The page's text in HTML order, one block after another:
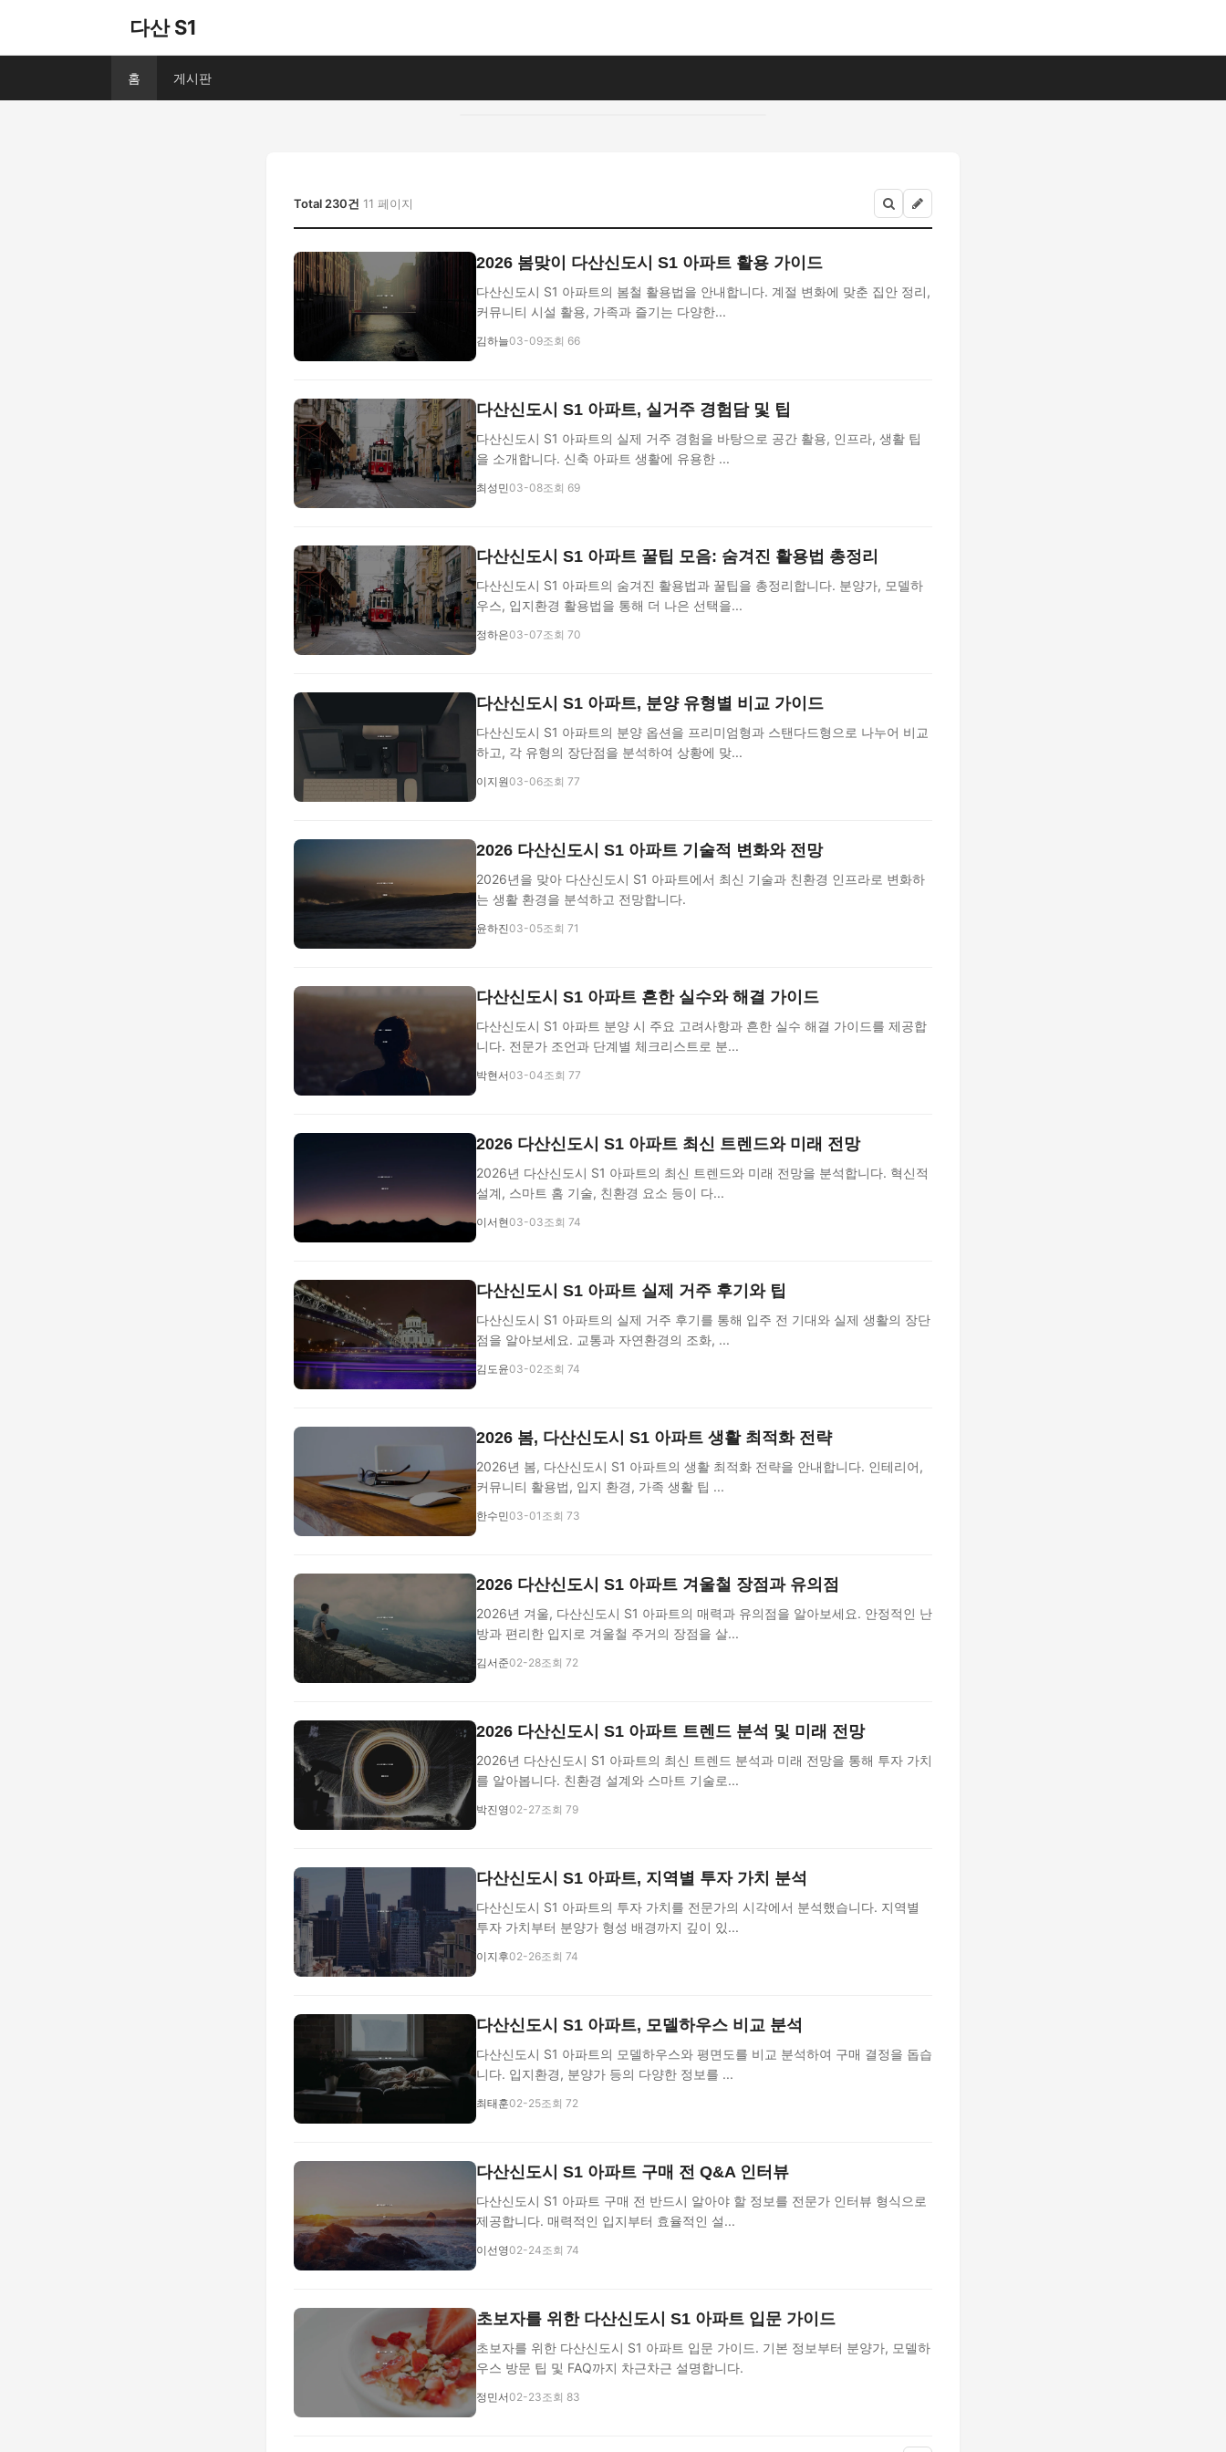
다산 S1
홈 게시판
Total 230건 11 페이지
2026 봄맞이 다산신도시 S1 아파트 활용 가이드
다산신도시 S1 아파트의 봄철 활용법을 안내합니다. 계절 변화에 맞춘 집안 정리,
커뮤니티 시설 활용, 가족과 즐기는 다양한...
김하늘03-09조회 66
다산신도시 S1 아파트, 실거주 경험담 및 팁
다산신도시 S1 아파트의 실제 거주 경험을 바탕으로 공간 활용, 인프라, 생활 팁
을 소개합니다. 신축 아파트 생활에 유용한 ...
최성민03-08조회 69
다산신도시 S1 아파트 꿀팁 모음: 숨겨진 활용법 총정리
다산신도시 S1 아파트의 숨겨진 활용법과 꿀팁을 총정리합니다. 분양가, 모델하
우스, 입지환경 활용법을 통해 더 나은 선택을...
정하은03-07조회 70
다산신도시 S1 아파트, 분양 유형별 비교 가이드
다산신도시 S1 아파트의 분양 옵션을 프리미엄형과 스탠다드형으로 나누어 비교
하고, 각 유형의 장단점을 분석하여 상황에 맞...
이지원03-06조회 77
2026 다산신도시 S1 아파트 기술적 변화와 전망
2026년을 맞아 다산신도시 S1 아파트에서 최신 기술과 친환경 인프라로 변화하
는 생활 환경을 분석하고 전망합니다.
윤하진03-05조회 71
다산신도시 S1 아파트 흔한 실수와 해결 가이드
다산신도시 S1 아파트 분양 시 주요 고려사항과 흔한 실수 해결 가이드를 제공합
니다. 전문가 조언과 단계별 체크리스트로 분...
박현서03-04조회 77
2026 다산신도시 S1 아파트 최신 트렌드와 미래 전망
2026년 다산신도시 S1 아파트의 최신 트렌드와 미래 전망을 분석합니다. 혁신적
설계, 스마트 홈 기술, 친환경 요소 등이 다...
이서현03-03조회 74
다산신도시 S1 아파트 실제 거주 후기와 팁
다산신도시 S1 아파트의 실제 거주 후기를 통해 입주 전 기대와 실제 생활의 장단
점을 알아보세요. 교통과 자연환경의 조화, ...
김도윤03-02조회 74
2026 봄, 다산신도시 S1 아파트 생활 최적화 전략
2026년 봄, 다산신도시 S1 아파트의 생활 최적화 전략을 안내합니다. 인테리어,
커뮤니티 활용법, 입지 환경, 가족 생활 팁 ...
한수민03-01 조회 73
2026 다산신도시 S1 아파트 겨울철 장점과 유의점
2026년 겨울, 다산신도시 S1 아파트의 매력과 유의점을 알아보세요. 안정적인 난
방과 편리한 입지로 겨울철 주거의 장점을 살...
김서준02-28조회 72
2026 다산신도시 S1 아파트 트렌드 분석 및 미래 전망
2026년 다산신도시 S1 아파트의 최신 트렌드 분석과 미래 전망을 통해 투자 가치
를 알아봅니다. 친환경 설계와 스마트 기술로...
박진영02-27조회 79
다산신도시 S1 아파트, 지역별 투자 가치 분석
다산신도시 S1 아파트의 투자 가치를 전문가의 시각에서 분석했습니다. 지역별
투자 가치부터 분양가 형성 배경까지 깊이 있...
이지후02-26조회 74
다산신도시 S1 아파트, 모델하우스 비교 분석
다산신도시 S1 아파트의 모델하우스와 평면도를 비교 분석하여 구매 결정을 돕습
니다. 입지환경, 분양가 등의 다양한 정보를 ...
최태훈02-25조회 72
다산신도시 S1 아파트 구매 전 Q&A 인터뷰
다산신도시 S1 아파트 구매 전 반드시 알아야 할 정보를 전문가 인터뷰 형식으로
제공합니다. 매력적인 입지부터 효율적인 설...
이선영02-24조회 74
초보자를 위한 다산신도시 S1 아파트 입문 가이드
초보자를 위한 다산신도시 S1 아파트 입문 가이드. 기본 정보부터 분양가, 모델하
우스 방문 팁 및 FAQ까지 차근차근 설명합니다.
정민서02-23조회 83